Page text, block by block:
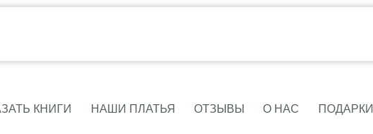
КНИГИ НАШИ ПЛАТЬЯ ОТЗЫВЫ О НАС ПОДАРКИ